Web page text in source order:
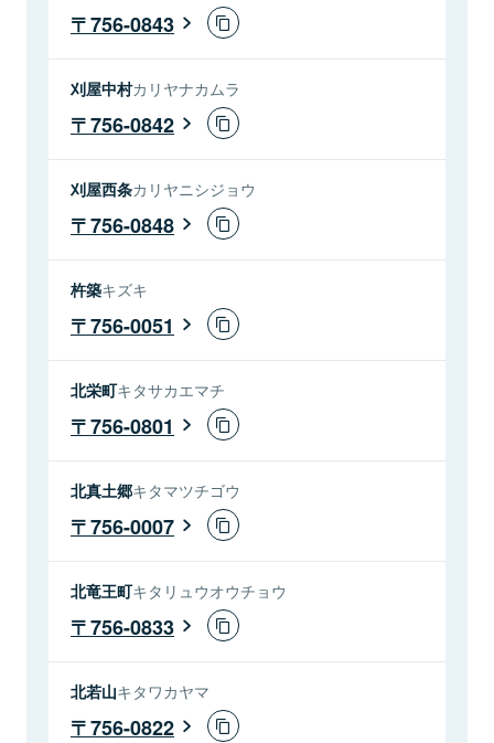
756-0843
刈屋中村カリヤナカムラ
756-0842
刈屋西条カリヤニシジョウ
756-0848
杵築キズキ
756-0051
北栄町キタサカエマチ
756-0801
北真土郷キタマツチゴウ
756-0007
北竜王町キタリュウオウチョウ
756-0833
北若山キタワカヤマ
756-0822